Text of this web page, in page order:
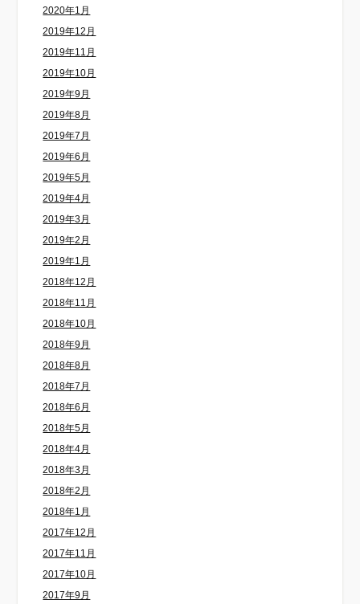
2020年1月
2019年12月
2019年11月
2019年10月
2019年9月
2019年8月
2019年7月
2019年6月
2019年5月
2019年4月
2019年3月
2019年2月
2019年1月
2018年12月
2018年11月
2018年10月
2018年9月
2018年8月
2018年7月
2018年6月
2018年5月
2018年4月
2018年3月
2018年2月
2018年1月
2017年12月
2017年11月
2017年10月
2017年9月